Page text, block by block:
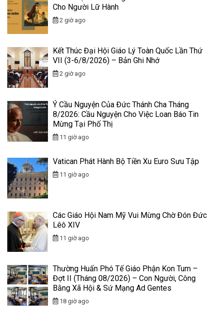
Cho Người Lữ Hành
2 giờ ago
Kết Thúc Đại Hội Giáo Lý Toàn Quốc Lần Thứ
VII (3-6/8/2026) – Bản Ghi Nhớ
2 giờ ago
Ý Cầu Nguyện Của Đức Thánh Cha Tháng
8/2026: Cầu Nguyện Cho Việc Loan Báo Tin
Mừng Tại Phố Thị
11 giờ ago
Vatican Phát Hành Bộ Tiền Xu Euro Sưu Tập
11 giờ ago
Các Giáo Hội Nam Mỹ Vui Mừng Chờ Đón Đức
Lêô XIV
11 giờ ago
Thường Huấn Phó Tế Giáo Phận Kon Tum –
Đợt II (Tháng 08/2026) – Con Người, Công
Bằng Xã Hội & Sứ Mạng Ad Gentes
18 giờ ago